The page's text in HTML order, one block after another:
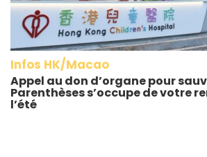
Infos HK/Macao
Appel au don d’organe pour
Parenthèses s’occupe de votre
l’été